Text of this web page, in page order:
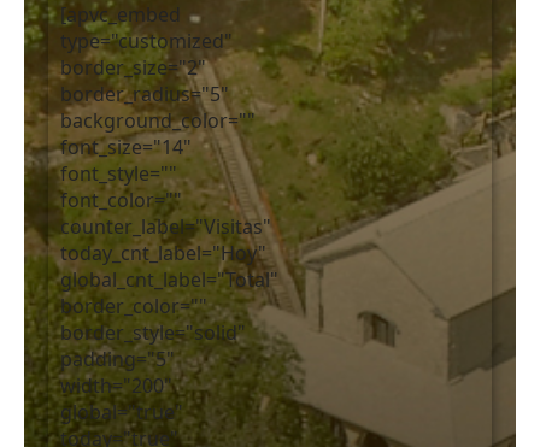
[apvc_embed
type="customized"
border_size="2"
border_radius="5"
background_color=""
font_size="14"
font_style=""
font_color=""
counter_label="Visitas"
today_cnt_label="Hoy"
global_cnt_label="Total"
border_color=""
border_style="solid"
padding="5"
width="200"
global="true"
today="true"